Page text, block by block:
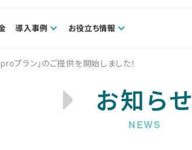
導入事例 お役立ち情報
proプラン」のご提供を開始しました！
お知らせ